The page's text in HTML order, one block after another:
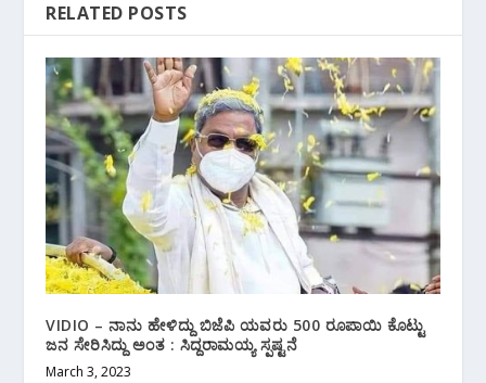
RELATED POSTS
VIDIO – ನಾನು ಹೇಳಿದ್ದು ಬಿಜೆಪಿ ಯವರು 500 ರೂಪಾಯಿ ಕೊಟ್ಟು
ಜನ ಸೇರಿಸಿದ್ದು ಅಂತ : ಸಿದ್ದರಾಮಯ್ಯ ಸ್ಪಷ್ಟನೆ
March 3, 2023